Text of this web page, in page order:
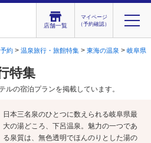
店舗一覧
マイページ
（予約確認）
約 > 温泉旅行・旅館特集 > 東海の温泉 > 岐阜県
特集
の宿泊プランを掲載しています。
日本三名泉のひとつに数えられる岐阜県最
大の湯どころ、下呂温泉。魅力の一つであ
る泉質は、無色透明でほんのりとした湯の